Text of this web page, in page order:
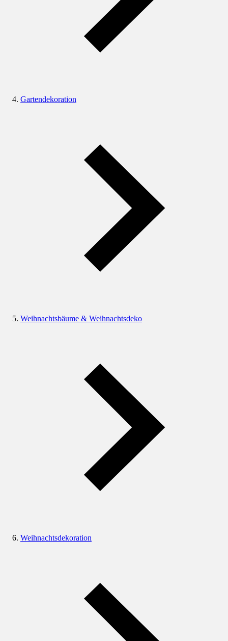
Gartendekoration
Weihnachtsbäume & Weihnachtsdeko
Weihnachtsdekoration